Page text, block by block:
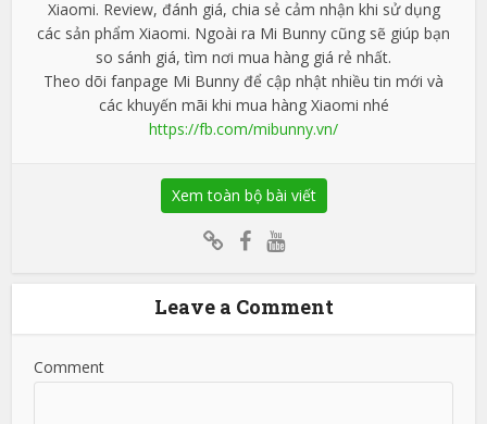
Xiaomi. Review, đánh giá, chia sẻ cảm nhận khi sử dụng
các sản phẩm Xiaomi. Ngoài ra Mi Bunny cũng sẽ giúp bạn
so sánh giá, tìm nơi mua hàng giá rẻ nhất.
Theo dõi fanpage Mi Bunny để cập nhật nhiều tin mới và
các khuyến mãi khi mua hàng Xiaomi nhé
https://fb.com/mibunny.vn/
Xem toàn bộ bài viết
Leave a Comment
Comment